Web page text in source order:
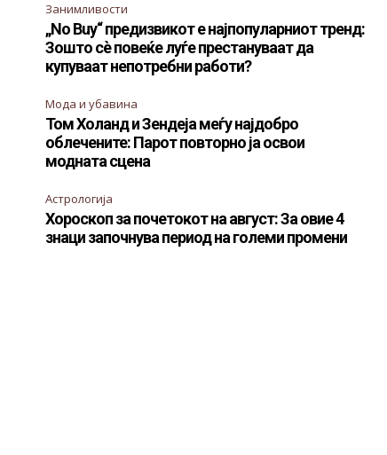
Занимливости
„No Buy“ предизвикот е најпопуларниот тренд:
Зошто сè повеќе луѓе престануваат да
купуваат непотребни работи?
Мода и убавина
Том Холанд и Зендеја меѓу најдобро
облечените: Парот повторно ја освои
модната сцена
Астрологија
Хороскоп за почетокот на август: За овие 4
знаци започнува период на големи промени